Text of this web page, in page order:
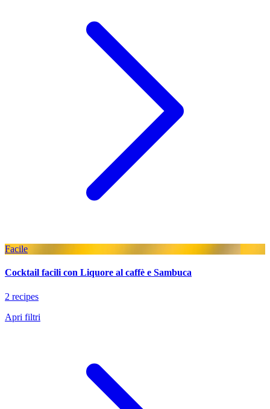
Facile
Cocktail facili con Liquore al caffè e Sambuca
2 recipes
Apri filtri